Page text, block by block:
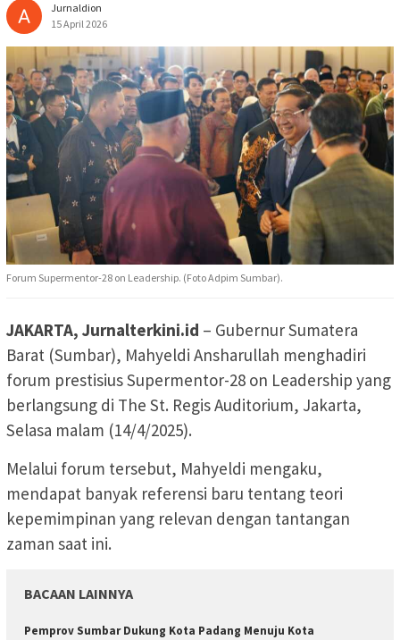
Jurnaldion
15 April 2026
Forum Supermentor-28 on Leadership. (Foto Adpim Sumbar).
JAKARTA, Jurnalterkini.id – Gubernur Sumatera
Barat (Sumbar), Mahyeldi Ansharullah menghadiri
forum prestisius Supermentor-28 on Leadership yang
berlangsung di The St. Regis Auditorium, Jakarta,
Selasa malam (14/4/2025).
Melalui forum tersebut, Mahyeldi mengaku,
mendapat banyak referensi baru tentang teori
kepemimpinan yang relevan dengan tantangan
zaman saat ini.
BACAAN LAINNYA
Pemprov Sumbar Dukung Kota Padang Menuju Kota